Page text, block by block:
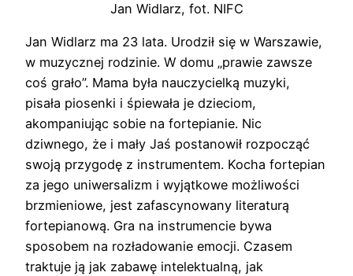
Jan Widlarz, fot. NIFC
Jan Widlarz ma 23 lata. Urodził się w Warszawie,
w muzycznej rodzinie. W domu „prawie zawsze
coś grało”. Mama była nauczycielką muzyki,
pisała piosenki i śpiewała je dzieciom,
akompaniując sobie na fortepianie. Nic
dziwnego, że i mały Jaś postanowił rozpocząć
swoją przygodę z instrumentem. Kocha fortepian
za jego uniwersalizm i wyjątkowe możliwości
brzmieniowe, jest zafascynowany literaturą
fortepianową. Gra na instrumencie bywa
sposobem na rozładowanie emocji. Czasem
traktuje ją jak zabawę intelektualną, jak